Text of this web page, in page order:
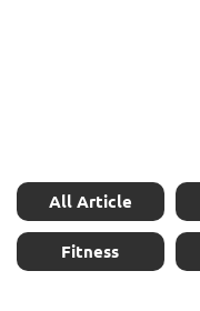
All Article
Fitness